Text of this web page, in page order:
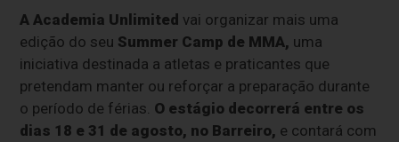
A Academia Unlimited vai organizar mais uma
edição do seu Summer Camp de MMA, uma
iniciativa destinada a atletas e praticantes que
pretendam manter ou reforçar a preparação durante
o período de férias. O estágio decorrerá entre os
dias 18 e 31 de agosto, no Barreiro, e contará com